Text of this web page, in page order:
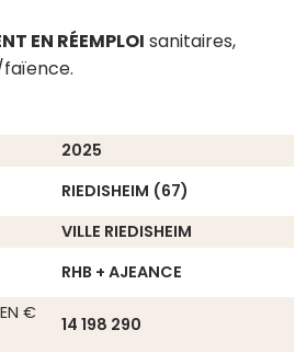
EN RÉEMPLOI sanitaires,
2025
RIEDISHEIM (67)
VILLE RIEDISHEIM
RHB + AJEANCE
€
14 198 290